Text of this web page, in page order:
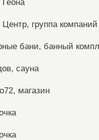
группа компаний
бани, банный
сауна
магазин